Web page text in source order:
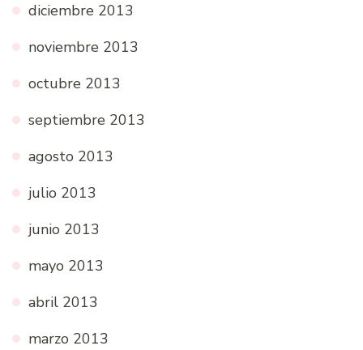
diciembre 2013
noviembre 2013
octubre 2013
septiembre 2013
agosto 2013
julio 2013
junio 2013
mayo 2013
abril 2013
marzo 2013